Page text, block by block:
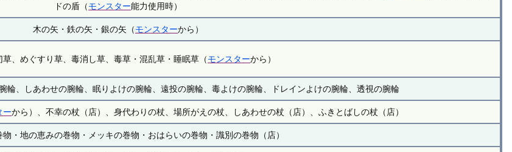
ドの盾（モンスター能力使用時）
木の矢・鉄の矢・銀の矢（モンスターから）
草、めぐすり草、毒消し草、毒草・混乱草・睡眠草（モンスターから）
輪、しあわせの腕輪、眠りよけの腕輪、遠投の腕輪、毒よけの腕輪、ドレインよけの腕輪、透視の腕輪
ーから）、不幸の杖（店）、身代わりの杖、場所がえの杖、しあわせの杖（店）、ふきとばしの杖（店）
物・地の恵みの巻物・メッキの巻物・おはらいの巻物・識別の巻物（店）